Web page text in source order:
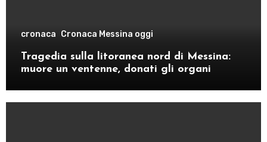
cronaca Cronaca Messina oggi
Tragedia sulla litoranea nord di Messina:
muore un ventenne, donati gli organi